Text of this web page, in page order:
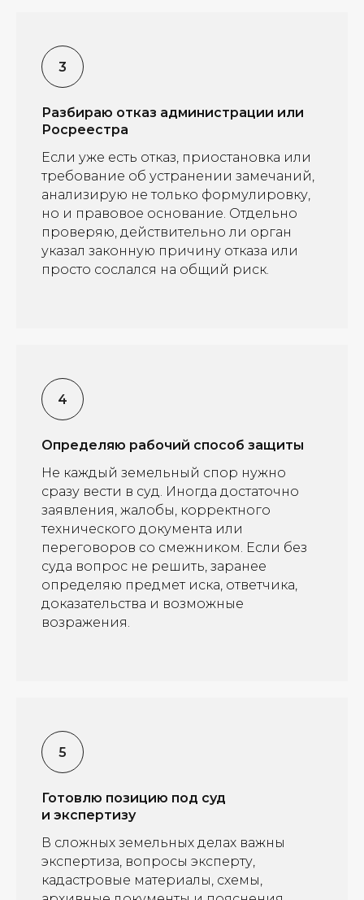
Разбираю отказ администрации или
Росреестра
Если уже есть отказ, приостановка или
требование об устранении замечаний,
анализирую не только формулировку,
но и правовое основание. Отдельно
проверяю, действительно ли орган
указал законную причину отказа или
просто сослался на общий риск.
Определяю рабочий способ защиты
Не каждый земельный спор нужно
сразу вести в суд. Иногда достаточно
заявления, жалобы, корректного
технического документа или
переговоров со смежником. Если без
суда вопрос не решить, заранее
определяю предмет иска, ответчика,
доказательства и возможные
возражения.
Готовлю позицию под суд
и экспертизу
В сложных земельных делах важны
экспертиза, вопросы эксперту,
кадастровые материалы, схемы,